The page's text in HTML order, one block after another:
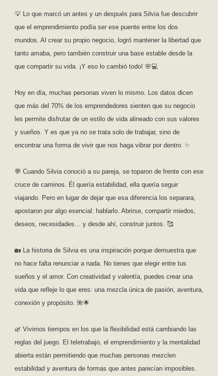
💡 Lo que marcó un antes y un después para Silvia fue descubrir
que el emprendimiento podía ser ese puente entre los dos
mundos. Al crear su propio negocio, logró mantener la libertad que
tanto amaba, pero también construir una base estable desde la
que compartir su vida. ¡Y eso lo cambió todo! 🌸💻
Hoy en día, muchas personas viven lo mismo. Los datos dicen
que más del 70% de los emprendedores sienten que su negocio
les permite disfrutar de un estilo de vida alineado con sus valores
y sueños. Y es que ya no se trata solo de trabajar, sino de
encontrar una forma de vivir que nos haga vibrar por dentro. ✨
💬 Cuando Silvia conoció a su pareja, se toparon de frente con ese
cruce de caminos. Él quería estabilidad, ella quería seguir
viajando. Pero en lugar de dejar que esa diferencia los separara,
apostaron por algo esencial: hablarlo. Abrirse, compartir miedos,
deseos, necesidades… y desde ahí, construir juntos. 🥰
🏡 La historia de Silvia es una inspiración porque demuestra que
no hace falta renunciar a nada. No tienes que elegir entre tus
sueños y el amor. Con creatividad y valentía, puedes crear una
vida que refleje lo que eres: una mezcla única de pasión, aventura,
conexión y propósito. 🌺🌟
🌿 Vivimos tiempos en los que la flexibilidad está cambiando las
reglas del juego. El teletrabajo, el emprendimiento y la mentalidad
abierta están permitiendo que muchas personas mezclen
estabilidad y aventura de formas que antes parecían imposibles.